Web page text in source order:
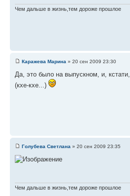
Чем дальше в жизнь,тем дороже прошлое
Каражева Марина » 20 сен 2009 23:30
Да, это было на выпускном, и,
(кхе-кхе...)
Голубева Светлана » 20 сен 2009 23:35
Чем дальше в жизнь,тем дороже прошлое